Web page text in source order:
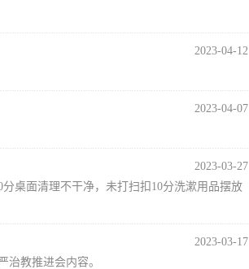
2023-04-12
2023-04-07
2023-03-27
桌面清理不干净，未打扫扣10分洗漱用品摆放
2023-03-17
治教推进会内容。